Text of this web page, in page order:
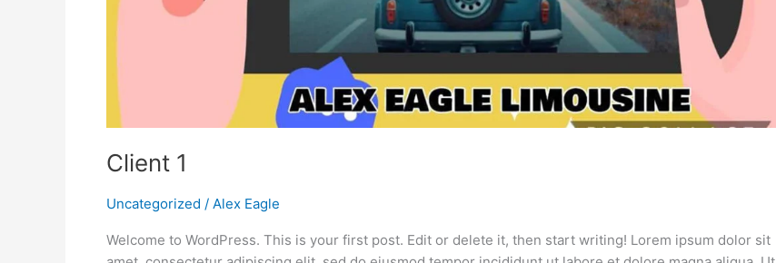
Client 1
Uncategorized / Alex Eagle
Welcome to WordPress. This is your first post. Edit or delete it, then start writing! Lorem ipsum dolor sit